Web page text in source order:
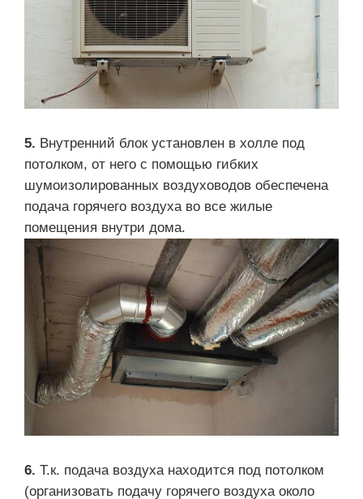
5. Внутренний блок установлен в холле под
потолком, от него с помощью гибких
шумоизолированных воздуховодов обеспечена
подача горячего воздуха во все жилые
помещения внутри дома.
6. Т.к. подача воздуха находится под потолком
(организовать подачу горячего воздуха около